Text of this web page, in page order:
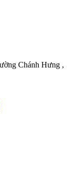
Chánh Hưng ,